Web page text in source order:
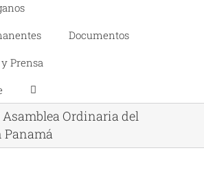
Documentos
Prensa
Ordinaria del
Panamá